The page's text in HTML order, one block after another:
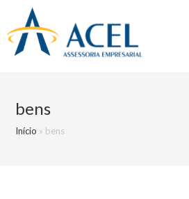
bens
Início » bens